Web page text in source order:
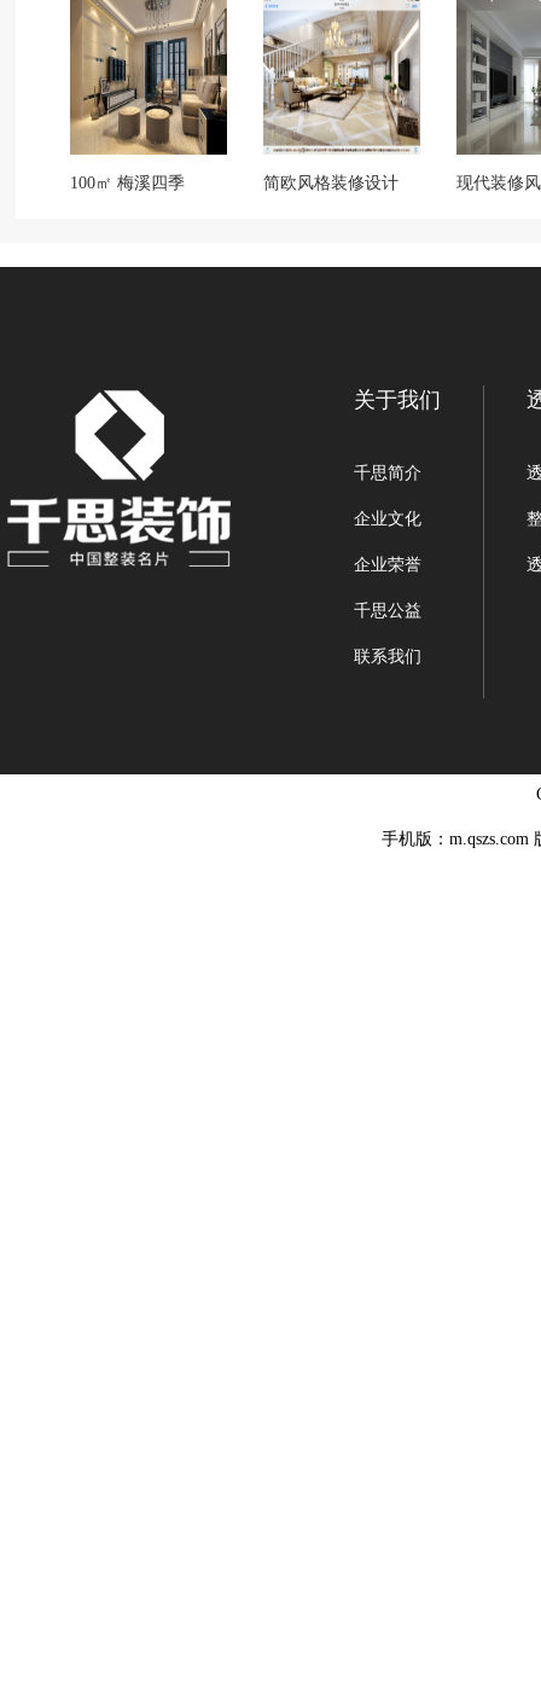
100㎡ 梅溪四季 简欧风格装修设计 现代装修
关于我们
千思简介
企业文化
企业荣誉
千思公益
联系我们
手机版：m.qszs.com